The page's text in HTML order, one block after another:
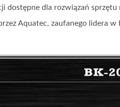
dostępne dla rozwiązań
Aquatec, zaufanego lidera